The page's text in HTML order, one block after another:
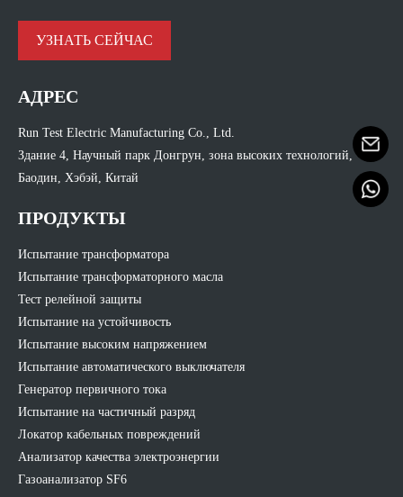
УЗНАТЬ СЕЙЧАС
АДРЕС
Run Test Electric Manufacturing Co., Ltd.
Здание 4, Научный парк Донгрун, зона высоких технологий,
Баодин, Хэбэй, Китай
ПРОДУКТЫ
Испытание трансформатора
Испытание трансформаторного масла
Тест релейной защиты
Испытание на устойчивость
Испытание высоким напряжением
Испытание автоматического выключателя
Генератор первичного тока
Испытание на частичный разряд
Локатор кабельных повреждений
Анализатор качества электроэнергии
Газоанализатор SF6